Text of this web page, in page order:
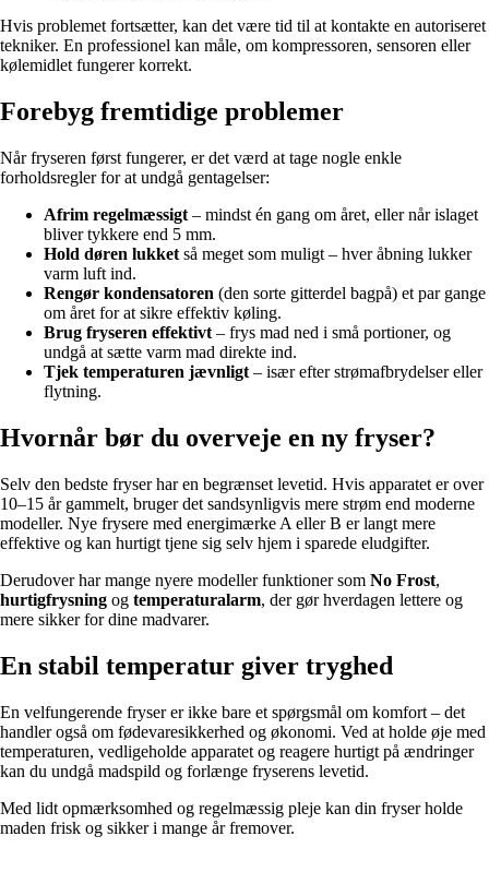
Hvis problemet fortsætter, kan det være tid til at kontakte en autoriseret
tekniker. En professionel kan måle, om kompressoren, sensoren eller
kølemidlet fungerer korrekt.
Forebyg fremtidige problemer
Når fryseren først fungerer, er det værd at tage nogle enkle
forholdsregler for at undgå gentagelser:
Afrim regelmæssigt – mindst én gang om året, eller når islaget
bliver tykkere end 5 mm.
Hold døren lukket så meget som muligt – hver åbning lukker
varm luft ind.
Rengør kondensatoren (den sorte gitterdel bagpå) et par gange
om året for at sikre effektiv køling.
Brug fryseren effektivt – frys mad ned i små portioner, og
undgå at sætte varm mad direkte ind.
Tjek temperaturen jævnligt – især efter strømafbrydelser eller
flytning.
Hvornår bør du overveje en ny fryser?
Selv den bedste fryser har en begrænset levetid. Hvis apparatet er over
10–15 år gammelt, bruger det sandsynligvis mere strøm end moderne
modeller. Nye frysere med energimærke A eller B er langt mere
effektive og kan hurtigt tjene sig selv hjem i sparede eludgifter.
Derudover har mange nyere modeller funktioner som No Frost,
hurtigfrysning og temperaturalarm, der gør hverdagen lettere og
mere sikker for dine madvarer.
En stabil temperatur giver tryghed
En velfungerende fryser er ikke bare et spørgsmål om komfort – det
handler også om fødevaresikkerhed og økonomi. Ved at holde øje med
temperaturen, vedligeholde apparatet og reagere hurtigt på ændringer
kan du undgå madspild og forlænge fryserens levetid.
Med lidt opmærksomhed og regelmæssig pleje kan din fryser holde
maden frisk og sikker i mange år fremover.